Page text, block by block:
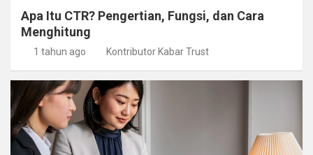
Apa Itu CTR? Pengertian, Fungsi, dan Cara
Menghitung
1 tahun ago Kontributor Kabar Trust